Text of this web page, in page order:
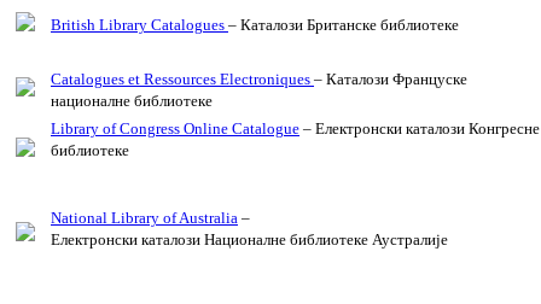
British Library Catalogues – Каталози Британске библиотеке
Catalogues et Ressources Electroniques – Каталози Француске
националне библиотеке
Library of Congress Online Catalogue – Електронски каталози Конгресне
библиотеке
National Library of Australia –
Електронски каталози Националне библиотеке Аустралије